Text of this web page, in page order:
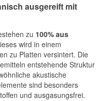
ausgereift mit
zu 100% aus
wird in einem
zu Platten versintert. Die
entstehende Struktur
akustische
sind besonders
und ausgasungsfrei.